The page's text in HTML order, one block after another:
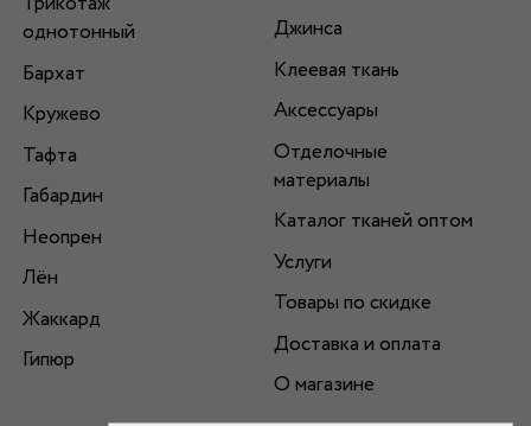
однотонный
Бархат
Кружево
Тафта
Габардин
Неопрен
Лён
Жаккард
Гипюр
Джинса
Клеевая ткань
Аксессуары
Отделочные
материалы
Каталог тканей оптом
Услуги
Товары по скидке
Доставка и оплата
О магазине